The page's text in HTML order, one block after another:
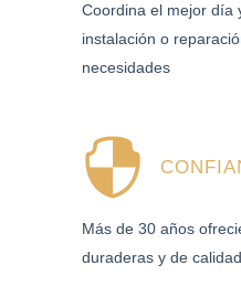
Coordina el mejor día
instalación o
necesidades
Más de 30 años
duraderas y de